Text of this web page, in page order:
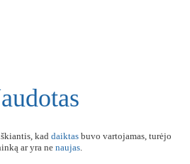
kad daiktas buvo vartojamas, turėjo
ar yra ne naujas.